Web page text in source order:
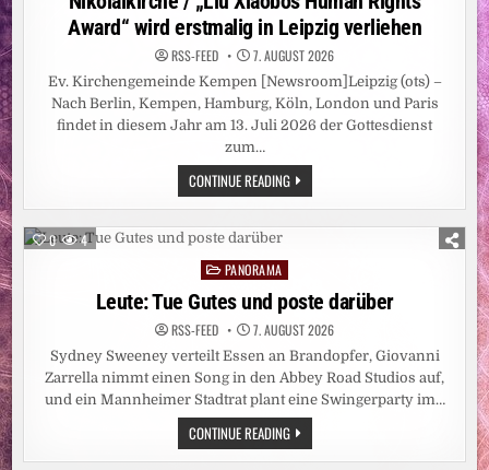
Award“ wird erstmalig in Leipzig verliehen
RSS-FEED 7. AUGUST 2026
Ev. Kirchengemeinde Kempen [Newsroom]Leipzig (ots) –
Nach Berlin, Kempen, Hamburg, Köln, London und Paris
findet in diesem Jahr am 13. Juli 2026 der Gottesdienst
zum…
CONTINUE READINGFRIEDENSGEBET
FÜR
LIU
/
„LIU
XIAOBOS
HUMAN
RIGHTS
AWARD“
WIRD
ERSTMALIG
IN
LEIPZIG
VERLIEHEN
0 4
PostedPANORAMA
Leute: Tue Gutes und poste darüber
RSS-FEED 7. AUGUST 2026
Sydney Sweeney verteilt Essen an Brandopfer, Giovanni
Zarrella nimmt einen Song in den Abbey Road Studios auf,
und ein Mannheimer Stadtrat plant eine Swingerparty im…
CONTINUE READINGLEUTE:
TUE
GUTES